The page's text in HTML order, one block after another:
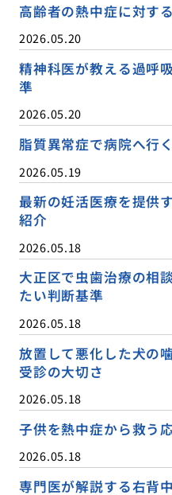
高齢者の熱中症に対す
2026.05.20
精神科医が教える過呼
準
2026.05.20
脂質異常症で病院へ行
2026.05.19
最新の妊活医療を提供
紹介
2026.05.18
大正区で虫歯治療の相
たい判断基準
2026.05.18
放置して悪化した犬の
受診の大切さ
2026.05.18
子供を熱中症から救う
2026.05.18
専門医が解説する右背